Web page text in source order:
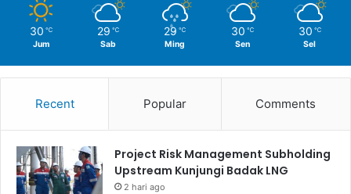
30 ℃
Jum
29 ℃
Sab
29 ℃
Ming
30 ℃
Sen
30 ℃
Sel
Recent Popular Comments
Project Risk Management Subholding
Upstream Kunjungi Badak LNG
2 hari ago